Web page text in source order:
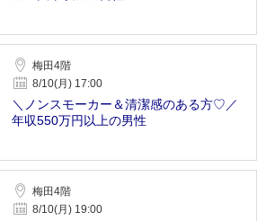
梅田4階
8/10(月) 17:00
＼ノンスモーカー＆清潔感のある方♡／
年収550万円以上の男性
梅田4階
8/10(月) 19:00